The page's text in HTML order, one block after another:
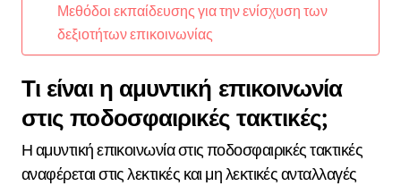
Μεθόδοι εκπαίδευσης για την ενίσχυση των
δεξιοτήτων επικοινωνίας
Τι είναι η αμυντική επικοινωνία
στις ποδοσφαιρικές τακτικές;
Η αμυντική επικοινωνία στις ποδοσφαιρικές τακτικές
αναφέρεται στις λεκτικές και μη λεκτικές ανταλλαγές